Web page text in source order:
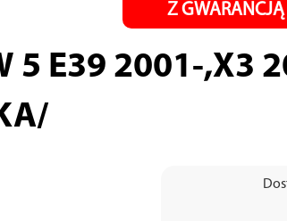
Z
5 E39 2001-,X3